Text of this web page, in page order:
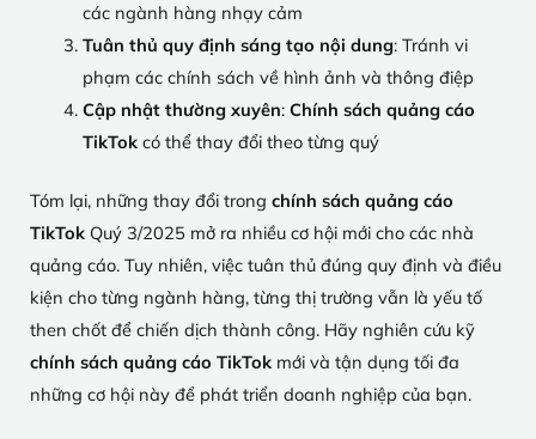
các ngành hàng nhạy cảm
Tuân thủ quy định sáng tạo nội dung: Tránh vi
phạm các chính sách về hình ảnh và thông điệp
Cập nhật thường xuyên: Chính sách quảng cáo
TikTokcó thể thay đổi theo từng quý
Tóm lại, những thay đổi trong chính sách quảng cáo
TikTok Quý 3/2025 mở ra nhiều cơ hội mới cho các nhà
quảng cáo. Tuy nhiên, việc tuân thủ đúng quy định và điều
kiện cho từng ngành hàng, từng thị trường vẫn là yếu tố
then chốt để chiến dịch thành công. Hãy nghiên cứu kỹ
chính sách quảng cáo TikTok mới và tận dụng tối đa
những cơ hội này để phát triển doanh nghiệp của bạn.